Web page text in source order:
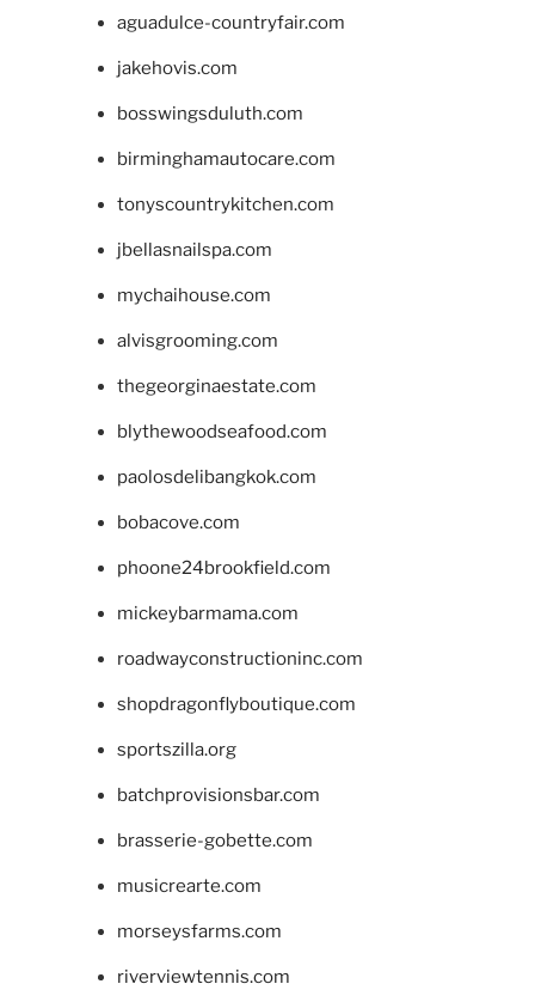
aguadulce-countryfair.com
jakehovis.com
bosswingsduluth.com
birminghamautocare.com
tonyscountrykitchen.com
jbellasnailspa.com
mychaihouse.com
alvisgrooming.com
thegeorginaestate.com
blythewoodseafood.com
paolosdelibangkok.com
bobacove.com
phoone24brookfield.com
mickeybarmama.com
roadwayconstructioninc.com
shopdragonflyboutique.com
sportszilla.org
batchprovisionsbar.com
brasserie-gobette.com
musicrearte.com
morseysfarms.com
riverviewtennis.com